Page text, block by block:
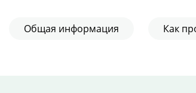
Общая информация Как